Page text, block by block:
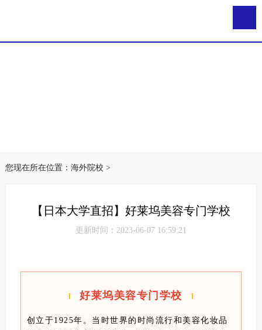
您现在所在位置： 海外院校 >
【日本大学直招】好莱坞美容专门学校
更新时间：2023-06-07 16:59:21
好莱坞美容专门学校
创立于1925年。当时世界的时尚流行和美容化妆品